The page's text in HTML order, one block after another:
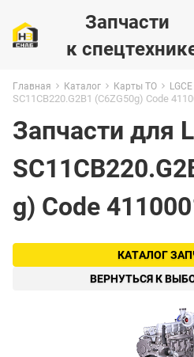
Запчасти
к
Главная Каталог Карты ТО
SC11CB220.G2B1 (C6ZG50g) Code
Запчасти для
g) Code
КАТАЛОГ
ВЕРНУТЬСЯ К